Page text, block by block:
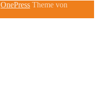
OnePress Theme von